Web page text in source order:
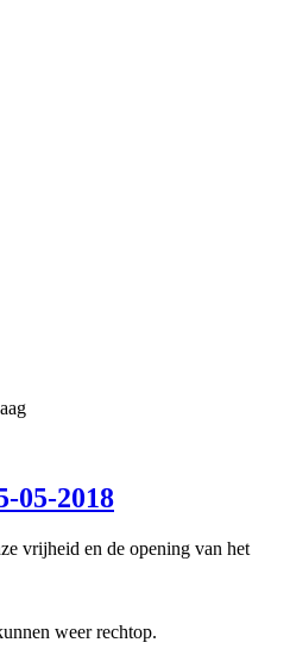
05-2018
vrijheid en de opening van het
weer rechtop.